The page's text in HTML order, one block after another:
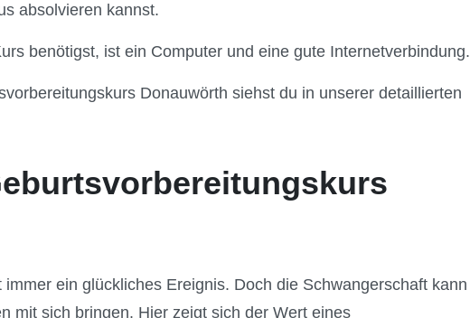
absolvieren kannst.
benötigst, ist ein Computer und eine gute Internetverbindung.
Donauwörth siehst du in unserer detaillierten
ein glückliches Ereignis. Doch die Schwangerschaft kann
mit sich bringen. Hier zeigt sich der Wert eines